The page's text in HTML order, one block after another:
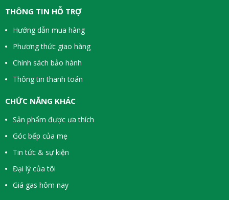
THÔNG TIN HỖ TRỢ
Hướng dẫn mua hàng
Phương thức giao hàng
Chính sách bảo hành
Thông tin thanh toán
CHỨC NĂNG KHÁC
Sản phẩm được ưa thích
Góc bếp của mẹ
Tin tức & sự kiện
Đại lý của tôi
Giá gas hôm nay